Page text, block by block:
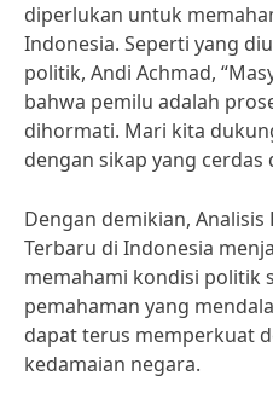
diperlukan untuk
Indonesia. Seperti yang
politik, Andi Achmad,
bahwa pemilu adalah
dihormati. Mari kita
dengan sikap yang
Dengan demikian, Analisis
Terbaru di Indonesia
memahami kondisi politik
pemahaman yang
dapat terus memperkuat
kedamaian negara.